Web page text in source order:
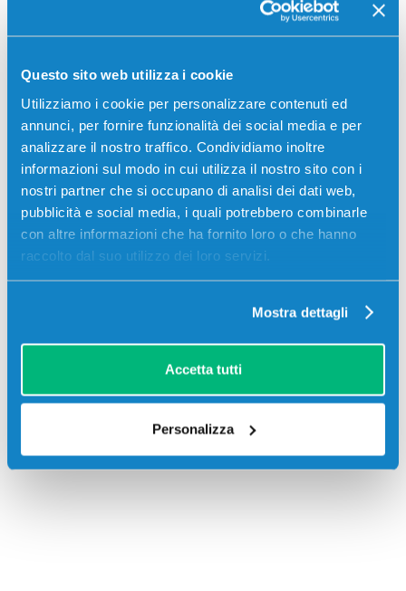
Questo sito web utilizza i cookie
Utilizziamo i cookie per personalizzare contenuti ed
annunci, per fornire funzionalità dei social media e per
analizzare il nostro traffico. Condividiamo inoltre
informazioni sul modo in cui utilizza il nostro sito con i
nostri partner che si occupano di analisi dei dati web,
pubblicità e social media, i quali potrebbero combinarle
con altre informazioni che ha fornito loro o che hanno
raccolto dal suo utilizzo dei loro servizi.
Mostra dettagli
Accetta tutti
Personalizza
Bonifico bancario
Descrizione
Toner originale Kyocera-Mita 370PD3KW TK-500Y
GIALLO 8000 pagine per Stampanti: Kyocera-Mita
Recensioni